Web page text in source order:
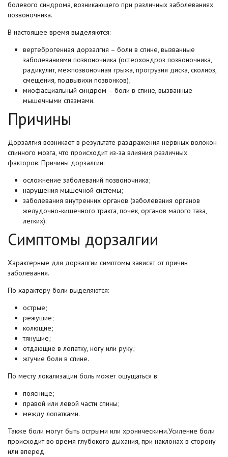
болевого синдрома, возникающего при различных заболеваниях
позвоночника.
В настоящее время выделяются:
вертеброгенная дорзалгия – боли в спине, вызванные
заболеваниями позвоночника (остеохондроз позвоночника,
радикулит, межпозвоночная грыжа, протрузия диска, сколиоз,
смещения, подвывихи позвонков);
миофасциальный синдром – боли в спине, вызванные
мышечными спазмами.
Причины
Дорзалгия возникает в результате раздражения нервных волокон
спинного мозга, что происходит из-за влияния различных
факторов. Причины дорзалгии:
осложнение заболеваний позвоночника;
нарушения мышечной системы;
заболевания внутренних органов (заболевания органов
желудочно-кишечного тракта, почек, органов малого таза,
легких).
Симптомы дорзалгии
Характерные для дорзалгии симптомы зависят от причин
заболевания.
По характеру боли выделяются:
острые;
режущие;
колющие;
тянущие;
отдающие в лопатку, ногу или руку;
жгучие боли в спине.
По месту локализации боль может ощущаться в:
пояснице;
правой или левой части спины;
между лопатками.
Также боли могут быть острыми или хроническими.Усиление боли
происходит во время глубокого дыхания, при наклонах в сторону
или вперед.